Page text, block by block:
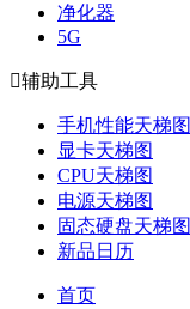
净化器
5G
辅助工具
手机性能天梯图
显卡天梯图
CPU天梯图
电源天梯图
固态硬盘天梯图
新品日历
首页